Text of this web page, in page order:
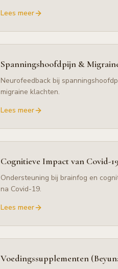
Lees meer
Spanningshoofdpijn &
Neurofeedback bij
migraine klachten.
Lees meer
Cognitieve Impact van Covid-19
Ondersteuning bij brainfog en
na Covid-19.
Lees meer
Voedingssupplementen